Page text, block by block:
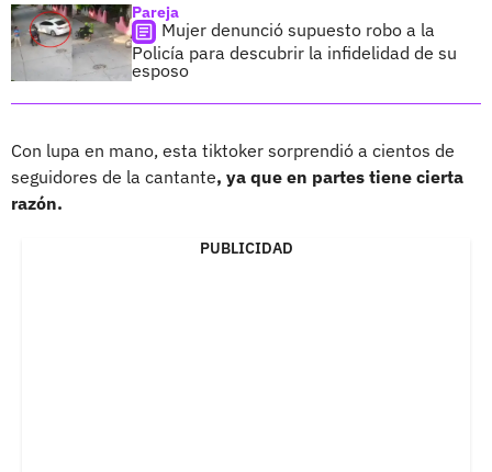
Pareja
Mujer denunció supuesto robo a la
Policía para descubrir la infidelidad de su
esposo
Con lupa en mano, esta tiktoker sorprendió a cientos de
seguidores de la cantante, ya que en partes tiene cierta
razón.
PUBLICIDAD